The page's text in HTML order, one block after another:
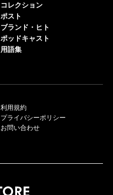
コレクション
ポスト
ブランド・ヒト
ポッドキャスト
用語集
利用規約
プライバシーポリシー
お問い合わせ